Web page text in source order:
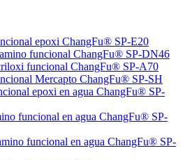
epoxi ChangFu® SP-E20
funcional ChangFu® SP-DN46
funcional ChangFu® SP-A70
Mercapto ChangFu® SP-SH
epoxi en agua ChangFu® SP-
funcional en agua ChangFu® SP-
funcional en agua ChangFu® SP-